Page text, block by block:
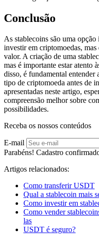
Conclusão
As stablecoins são uma opção
investir em criptomoedas,
valor. A criação de uma
mas é importante estar atento
disso, é fundamental entender
tipo de criptomoeda antes de
apresentadas neste artigo,
compreensão melhor sobre
possibilidades.
Receba os nossos conteúdos
E-mail
Parabéns! Cadastro
Artigos relacionados:
Como transferir USDT
Qual a stablecoin mais
Como investir em
Como vender
las
USDT é seguro?